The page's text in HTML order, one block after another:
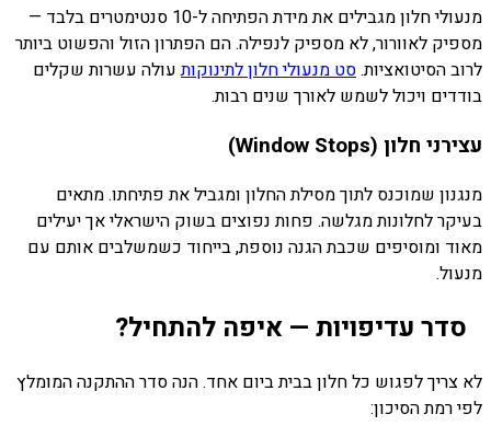
מנעולי חלון מגבילים את מידת הפתיחה ל-10 סנטימטרים בלבד —
מספיק לאוורור, לא מספיק לנפילה. הם הפתרון הזול והפשוט ביותר
לרוב הסיטואציות.סט מנעולי חלון לתינוקותעולה עשרות שקלים
בודדים ויכול לשמש לאורך שנים רבות.
עצירני חלון (Window Stops)
מנגנון שמוכנס לתוך מסילת החלון ומגביל את פתיחתו. מתאים
בעיקר לחלונות מגלשה. פחות נפוצים בשוק הישראלי אך יעילים
מאוד ומוסיפים שכבת הגנה נוספת, בייחוד כשמשלבים אותם עם
מנעול.
סדר עדיפויות — איפה להתחיל?
לא צריך לפגוש כל חלון בבית ביום אחד. הנה סדר ההתקנה המומלץ
לפי רמת הסיכון: